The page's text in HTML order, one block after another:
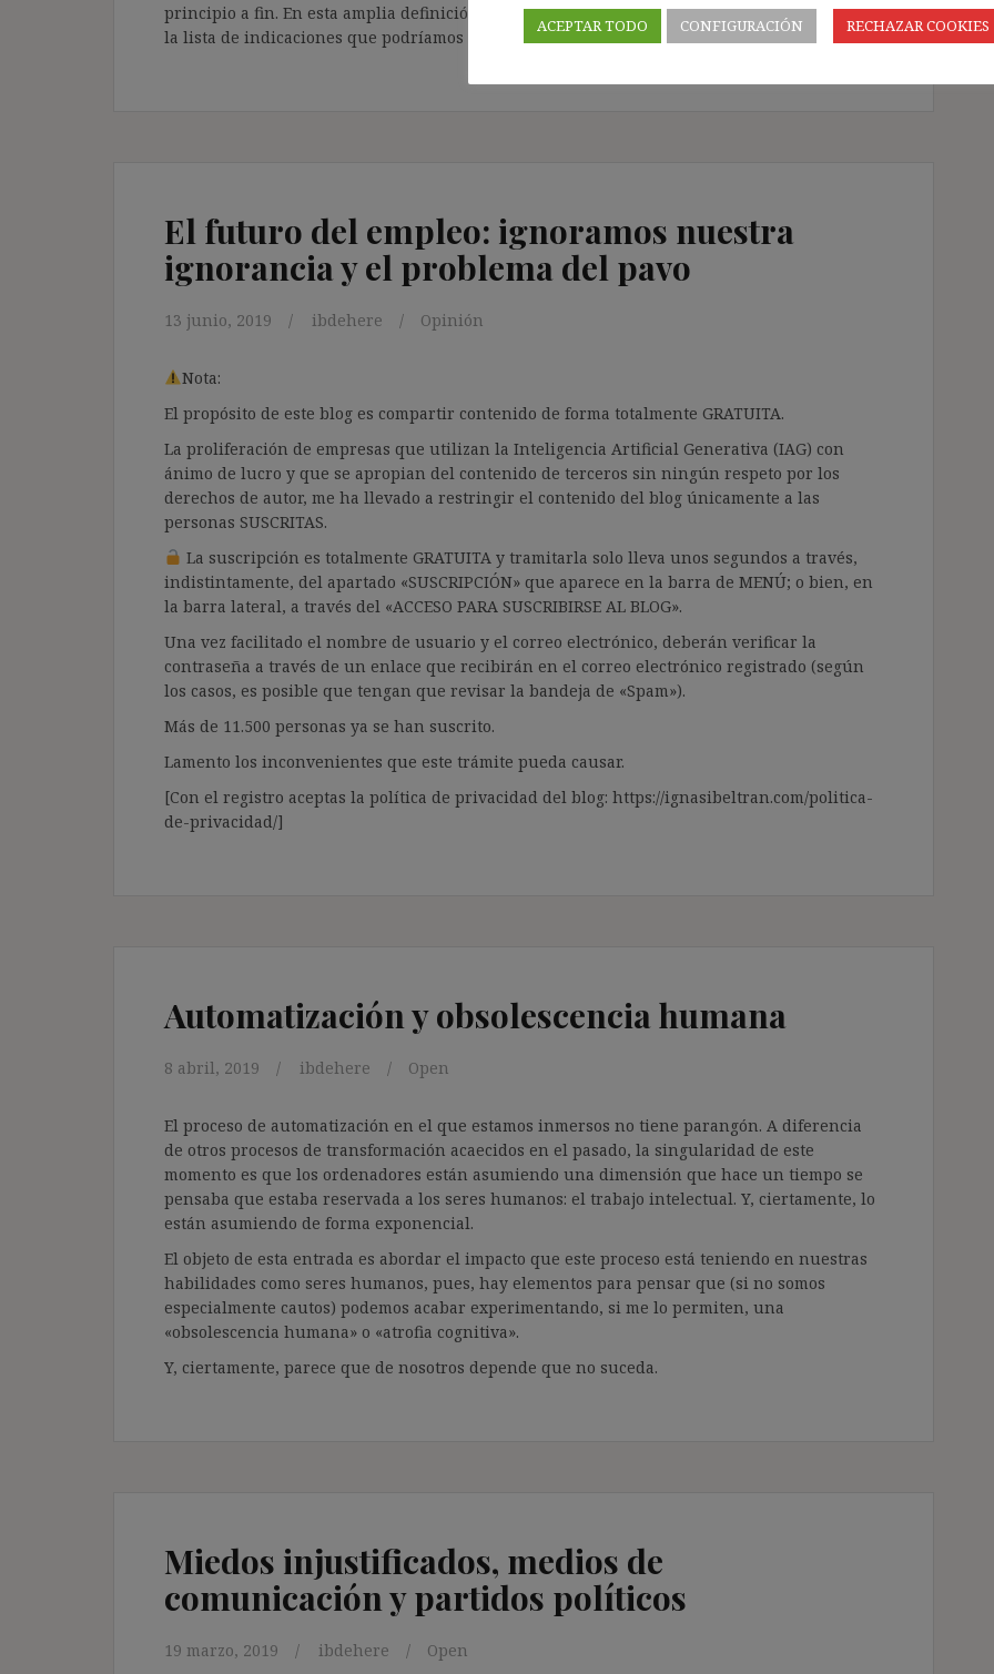
principio a fin. En esta amplia definición, la receta de un pastel es un algoritmo, como lo es
la lista de indicaciones que podríamos darle a un […]
El futuro del empleo: ignoramos nuestra
ignorancia y el problema del pavo
13 junio, 2019 ibdehere Opinión
Nota:
El propósito de este blog es compartir contenido de forma totalmente GRATUITA.
La proliferación de empresas que utilizan la Inteligencia Artificial Generativa (IAG) con
ánimo de lucro y que se apropian del contenido de terceros sin ningún respeto por los
derechos de autor, me ha llevado a restringir el contenido del blog únicamente a las
personas SUSCRITAS.
La suscripción es totalmente GRATUITA y tramitarla solo lleva unos segundos a través,
indistintamente, del apartado «SUSCRIPCIÓN» que aparece en la barra de MENÚ; o bien, en
la barra lateral, a través del «ACCESO PARA SUSCRIBIRSE AL BLOG».
Una vez facilitado el nombre de usuario y el correo electrónico, deberán verificar la
contraseña a través de un enlace que recibirán en el correo electrónico registrado (según
los casos, es posible que tengan que revisar la bandeja de «Spam»).
Más de 11.500 personas ya se han suscrito.
Lamento los inconvenientes que este trámite pueda causar.
[Con el registro aceptas la política de privacidad del blog: https://ignasibeltran.com/politica-
de-privacidad/]
Automatización y obsolescencia humana
8 abril, 2019 ibdehere Open
El proceso de automatización en el que estamos inmersos no tiene parangón. A diferencia
de otros procesos de transformación acaecidos en el pasado, la singularidad de este
momento es que los ordenadores están asumiendo una dimensión que hace un tiempo se
pensaba que estaba reservada a los seres humanos: el trabajo intelectual. Y, ciertamente, lo
están asumiendo de forma exponencial.
El objeto de esta entrada es abordar el impacto que este proceso está teniendo en nuestras
habilidades como seres humanos, pues, hay elementos para pensar que (si no somos
especialmente cautos) podemos acabar experimentando, si me lo permiten, una
«obsolescencia humana» o «atrofia cognitiva».
Y, ciertamente, parece que de nosotros depende que no suceda.
Miedos injustificados, medios de
comunicación y partidos políticos
19 marzo, 2019 ibdehere Open
ACEPTAR TODO CONFIGURACIÓN RECHAZAR COOKIES